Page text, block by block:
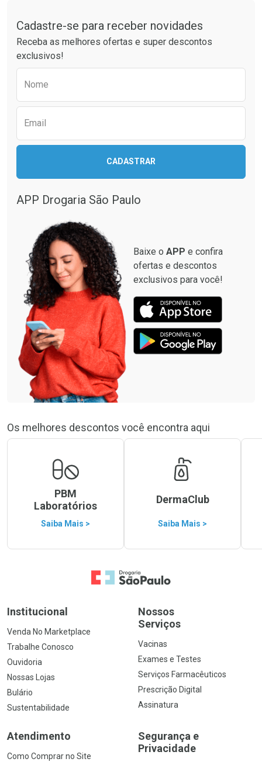
Ativar Desconto
Comprar sem Desconto
Comprar sem Desconto
Por R$ 35,99/cada
Ativar Desconto
Comprar sem Desconto
Comprar sem Desconto
Cadastre-se para receber novidades
Receba as melhores ofertas e super descontos
exclusivos!
Nome
Email
CADASTRAR
APP Drogaria São Paulo
Baixe o APP e confira
ofertas e descontos
exclusivos para você!
Os melhores descontos você encontra aqui
PBM
Laboratórios
Saiba Mais >
DermaClub
Saiba Mais >
Ir para a Home
Institucional
Venda No Marketplace
Trabalhe Conosco
Ouvidoria
Nossas Lojas
Bulário
Sustentabilidade
Nossos
Serviços
Vacinas
Exames e Testes
Serviços Farmacêuticos
Prescrição Digital
Assinatura
Atendimento
Como Comprar no Site
Segurança e
Privacidade